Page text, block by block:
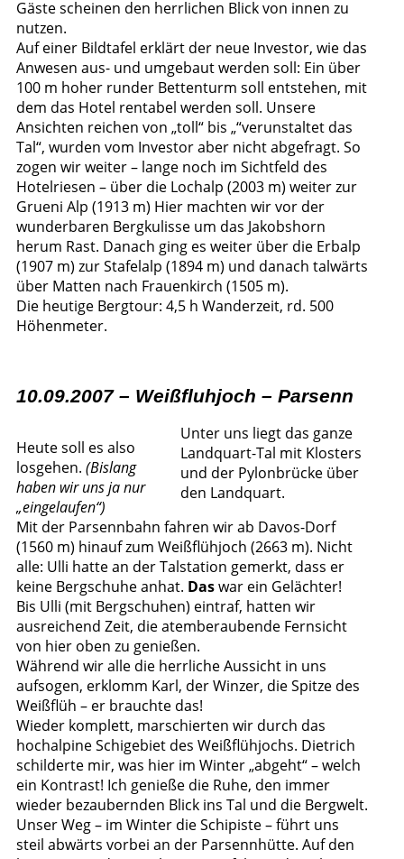
Gäste scheinen den herrlichen Blick von innen zu
nutzen.
Auf einer Bildtafel erklärt der neue Investor, wie das
Anwesen aus- und umgebaut werden soll: Ein über
100 m hoher runder Bettenturm soll entstehen, mit
dem das Hotel rentabel werden soll. Unsere
Ansichten reichen von „toll“ bis „“verunstaltet das
Tal“, wurden vom Investor aber nicht abgefragt. So
zogen wir weiter – lange noch im Sichtfeld des
Hotelriesen – über die Lochalp (2003 m) weiter zur
Grueni Alp (1913 m) Hier machten wir vor der
wunderbaren Bergkulisse um das Jakobshorn
herum Rast. Danach ging es weiter über die Erbalp
(1907 m) zur Stafelalp (1894 m) und danach talwärts
über Matten nach Frauenkirch (1505 m).
Die heutige Bergtour: 4,5 h Wanderzeit, rd. 500
Höhenmeter.
10.09.2007 – Weißfluhjoch – Parsenn
Unter uns liegt das ganze
Landquart-Tal mit Klosters
und der Pylonbrücke über
den Landquart.
Heute soll es also
losgehen. (Bislang
haben wir uns ja nur
„eingelaufen“)
Mit der Parsennbahn fahren wir ab Davos-Dorf
(1560 m) hinauf zum Weißflühjoch (2663 m). Nicht
alle: Ulli hatte an der Talstation gemerkt, dass er
keine Bergschuhe anhat. Daswar ein Gelächter!
Bis Ulli (mit Bergschuhen) eintraf, hatten wir
ausreichend Zeit, die atemberaubende Fernsicht
von hier oben zu genießen.
Während wir alle die herrliche Aussicht in uns
aufsogen, erklomm Karl, der Winzer, die Spitze des
Weißflüh – er brauchte das!
Wieder komplett, marschierten wir durch das
hochalpine Schigebiet des Weißflühjochs. Dietrich
schilderte mir, was hier im Winter „abgeht“ – welch
ein Kontrast! Ich genieße die Ruhe, den immer
wieder bezaubernden Blick ins Tal und die Bergwelt.
Unser Weg – im Winter die Schipiste – führt uns
steil abwärts vorbei an der Parsennhütte. Auf den